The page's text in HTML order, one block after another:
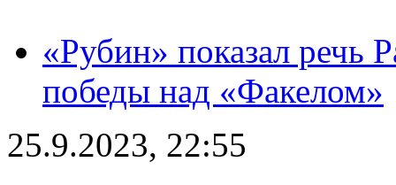
«Рубин» показал речь
победы над «Факелом»
25.9.2023, 22:55